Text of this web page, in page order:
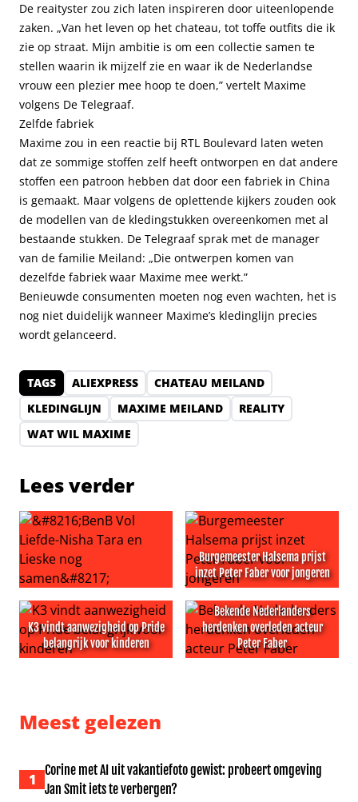
De reaityster zou zich laten inspireren door uiteenlopende
zaken. „Van het leven op het chateau, tot toffe outfits die ik
zie op straat. Mijn ambitie is om een collectie samen te
stellen waarin ik mijzelf zie en waar ik de Nederlandse
vrouw een plezier mee hoop te doen,” vertelt Maxime
volgens De Telegraaf.
Zelfde fabriek
Maxime zou in een reactie bij RTL Boulevard laten weten
dat ze sommige stoffen zelf heeft ontworpen en dat andere
stoffen een patroon hebben dat door een fabriek in China
is gemaakt. Maar volgens de oplettende kijkers zouden ook
de modellen van de kledingstukken overeenkomen met al
bestaande stukken. De Telegraaf sprak met de manager
van de familie Meiland: „Die ontwerpen komen van
dezelfde fabriek waar Maxime mee werkt.”
Benieuwde consumenten moeten nog even wachten, het is
nog niet duidelijk wanneer Maxime’s kledinglijn precies
wordt gelanceerd.
TAGS ALIEXPRESS
CHATEAU MEILAND
KLEDINGLIJN
MAXIME MEILAND
REALITY
WAT WIL MAXIME
Lees verder
‘BenB Vol Liefde-Nisha Tara en Lieske nog samen’
Burgemeester Halsema prijst
inzet Peter Faber voor jongeren
Burgemeester Halsema
K3 vindt aanwezigheid op Pride
belangrijk voor kinderen
Bekende Nederlanders
herdenken overleden acteur
Peter Faber
Meest gelezen
1
Corine met AI uit vakantiefoto gewist: probeert omgeving
Jan Smit iets te verbergen?